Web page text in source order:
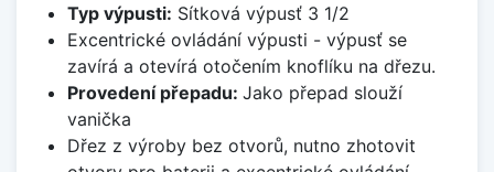
Typ výpusti: Sítková výpusť 3 1/2
Excentrické ovládání výpusti - výpusť se
zavírá a otevírá otočením knoflíku na dřezu.
Provedení přepadu: Jako přepad slouží
vanička
Dřez z výroby bez otvorů, nutno zhotovit